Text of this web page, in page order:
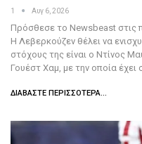
1 Αυγ 6, 2026
Πρόσθεσε το Newsbeast στις
Η Λεβερκούζεν θέλει να
στόχους της είναι ο Ντίνος
Γουέστ Χαμ, με την οποία έχει
ΔΙΑΒΆΣΤΕ ΠΕΡΙΣΣΌΤΕΡΑ...